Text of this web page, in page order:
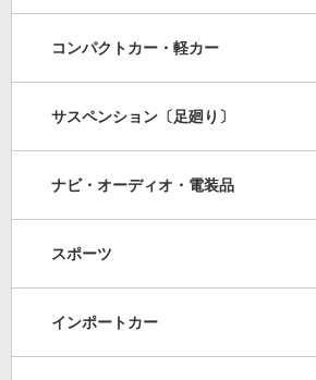
コンパクトカー・軽カー
サスペンション〔足廻り〕
ナビ・オーディオ・電装品
スポーツ
インポートカー